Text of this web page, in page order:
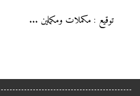
توقيع : مكملات ومكملين ...